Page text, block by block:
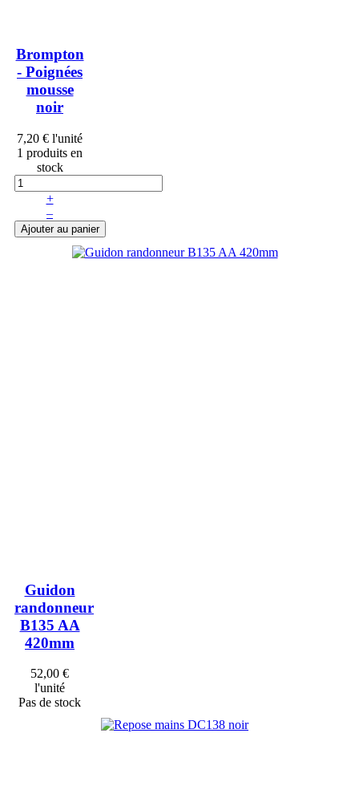
Brompton
- Poignées
mousse
noir
7,20 € l'unité
1 produits en
stock
+
–
Guidon
randonneur
B135 AA
420mm
52,00 €
l'unité
Pas de stock